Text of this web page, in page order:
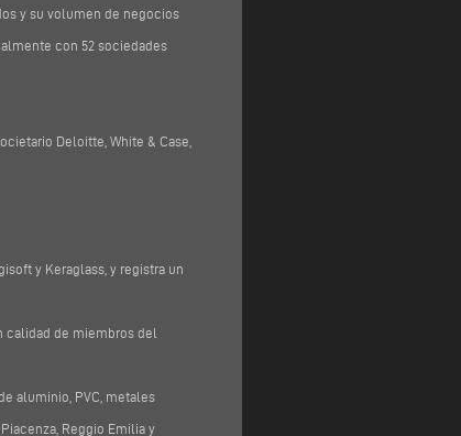
y su volumen de negocios
con 52 sociedades
Deloitte, White & Case,
y Keraglass, y registra un
calidad de miembros del
aluminio, PVC, metales
Reggio Emilia y